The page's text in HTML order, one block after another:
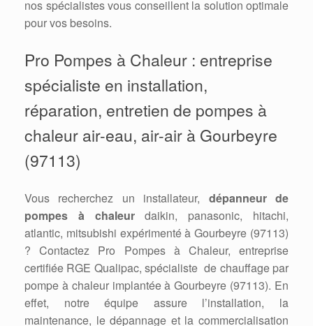
nos spécialistes vous conseillent la solution optimale
pour vos besoins.
Pro Pompes à Chaleur : entreprise
spécialiste en installation,
réparation, entretien de pompes à
chaleur air-eau, air-air à Gourbeyre
(97113)
Vous recherchez un installateur, dépanneur de
pompes à chaleurdaikin, panasonic, hitachi,
atlantic, mitsubishi expérimenté à Gourbeyre (97113)
? Contactez Pro Pompes à Chaleur, entreprise
certifiée RGE Qualipac, spécialiste de chauffage par
pompe à chaleur implantée à Gourbeyre (97113). En
effet, notre équipe assure l’installation, la
maintenance, le dépannage et la commercialisation